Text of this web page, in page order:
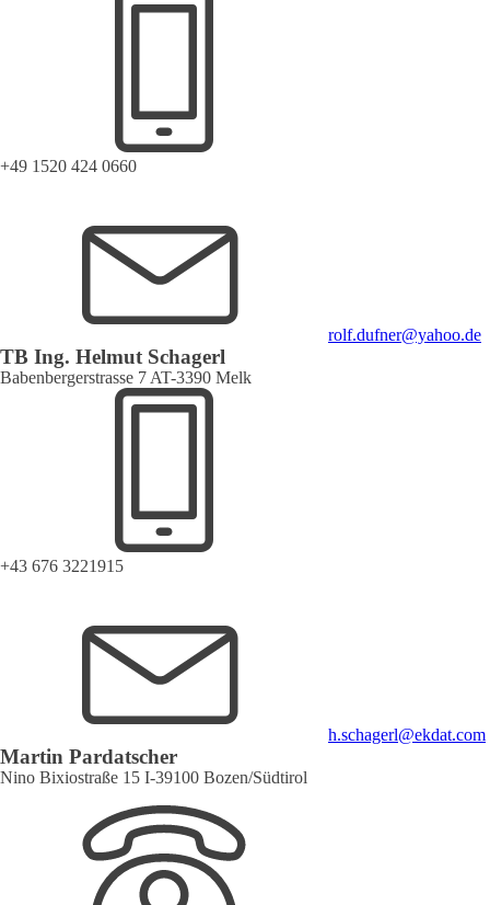
+49 1520 424 0660
rolf.dufner@yahoo.de
TB Ing. Helmut Schagerl
Babenbergerstrasse 7 AT-3390 Melk
+43 676 3221915
h.schagerl@ekdat.com
Martin Pardatscher
Nino Bixiostraße 15 I-39100 Bozen/Südtirol